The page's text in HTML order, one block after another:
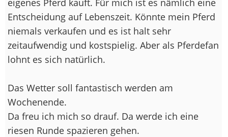
eigenes Pferd kauft. Für mich ist es nämlich eine
Entscheidung auf Lebenszeit. Könnte mein Pferd
niemals verkaufen und es ist halt sehr
zeitaufwendig und kostspielig. Aber als Pferdefan
lohnt es sich natürlich.
Das Wetter soll fantastisch werden am
Wochenende.
Da freu ich mich so drauf. Da werde ich eine
riesen Runde spazieren gehen.